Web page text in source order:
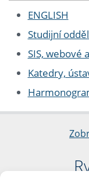
ENGLISH
Studijní
SIS, webové
Katedry,